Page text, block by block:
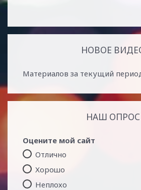
НОВОЕ
Материалов за текущий
НАШ ОПРОС
Оцените мой сайт
Отлично
Хорошо
Неплохо